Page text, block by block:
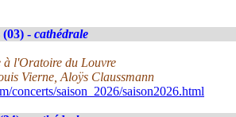
- cathédrale
à l'Oratoire du Louvre
Vierne, Aloÿs Claussmann
concerts/saison_2026/saison2026.html